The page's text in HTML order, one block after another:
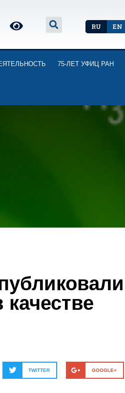
RU EN
75-ЛЕТ УФИЦ РАН
TWITTER GOOGLE+